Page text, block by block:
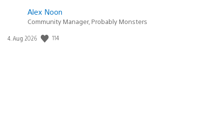
Alex Noon
Community Manager, Probably Monsters
Veröffentlichungsdatum:
4. Aug 2026 114